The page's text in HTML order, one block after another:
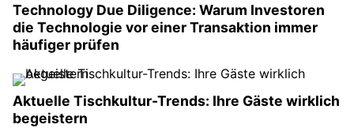
Technology Due Diligence: Warum Investoren
die Technologie vor einer Transaktion immer
häufiger prüfen
Aktuelle Tischkultur-Trends: Ihre Gäste wirklich
begeistern